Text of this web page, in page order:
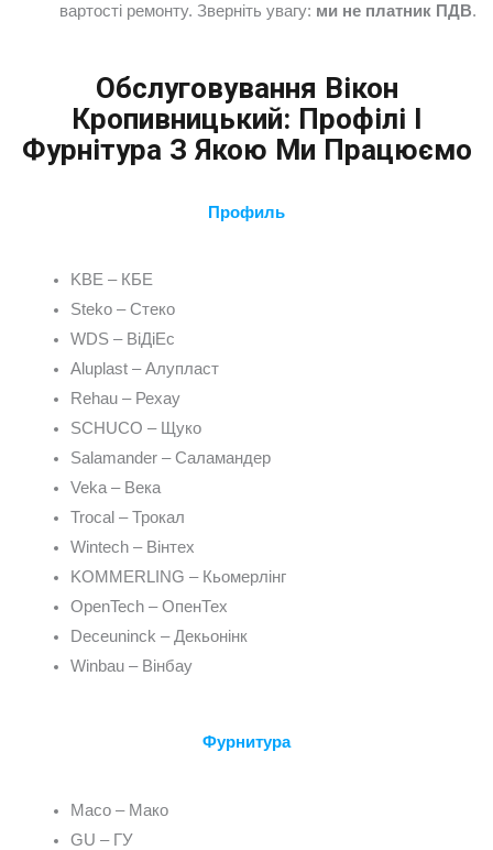
вартості ремонту. Зверніть увагу: ми не платник ПДВ.
Обслуговування Вікон
Кропивницький: Профілі І
Фурнітура З Якою Ми Працюємо
Профиль
KBE – КБЕ
Steko – Стеко
WDS – ВіДіЕс
Aluplast – Алупласт
Rehau – Рехау
SCHUCO – Щуко
Salamander – Саламандер
Veka – Века
Trocal – Трокал
Wintech – Вінтех
KOMMERLING – Кьомерлінг
OpenTech – ОпенТех
Deceuninck – Декьонінк
Winbau – Вінбау
Фурнитура
Maco – Мако
GU – ГУ